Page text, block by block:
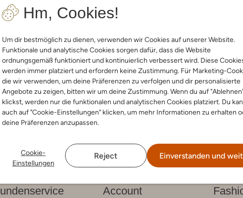
Hm, Cookies!
Um dir bestmöglich zu dienen, verwenden wir Cookies auf unserer Website.
Funktionale und analytische Cookies sorgen dafür, dass die Website
ordnungsgemäß funktioniert und kontinuierlich verbessert wird. Diese
werden immer platziert und erfordern keine Zustimmung. Für Marketing-
die wir verwenden, um deine Präferenzen zu verfolgen und dir personalisierte
Angebote zu zeigen, bitten wir um deine Zustimmung. Wenn du auf
klickst, werden nur die funktionalen und analytischen Cookies platziert. Du
auch auf "Cookie-Einstellungen" klicken, um mehr Informationen zu erhalten
deine Präferenzen anzupassen.
Cookie-
Einstellungen
Reject Einverstanden und
Account